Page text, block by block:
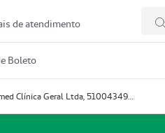
de atendimento
Boleto
Prestador: Vipmed Clínica Geral Ltda, 51004349-0 (Nome Fantasia: Policlínica Master)